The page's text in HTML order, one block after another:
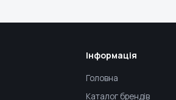
Інформація
Головна
Каталог брендів